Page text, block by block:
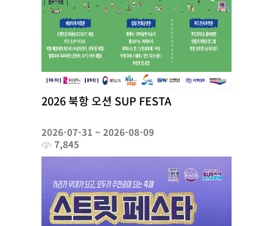
2026 북항 오션 SUP FESTA
2026-07-31 ~ 2026-08-09
7,845